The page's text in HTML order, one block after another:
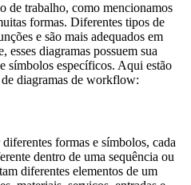
trabalho, como mencionamos
formas. Diferentes tipos de
e são mais adequados em
esses diagramas possuem sua
símbolos específicos. Aqui estão
diagramas de workflow:
formas e símbolos, cada
dentro de uma sequência ou
diferentes elementos de um